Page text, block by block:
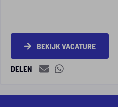
BEKIJK VACATURE
DELEN